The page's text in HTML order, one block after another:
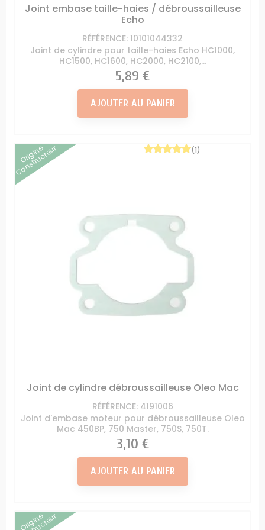
Joint embase taille-haies / débroussailleuse
Echo
RÉFÉRENCE: 10101044332
Joint de cylindre pour taille-haies Echo HC1000,
HC1500, HC1600, HC2000, HC2100,...
Prix
5,89 €
AJOUTER AU PANIER
Origine
Constructeur
Joint de cylindre débroussailleuse Oleo Mac
RÉFÉRENCE: 4191006
Joint d'embase moteur pour débroussailleuse Oleo
Mac 450BP, 750 Master, 750S, 750T.
(1)
Prix
3,10 €
AJOUTER AU PANIER
Origine